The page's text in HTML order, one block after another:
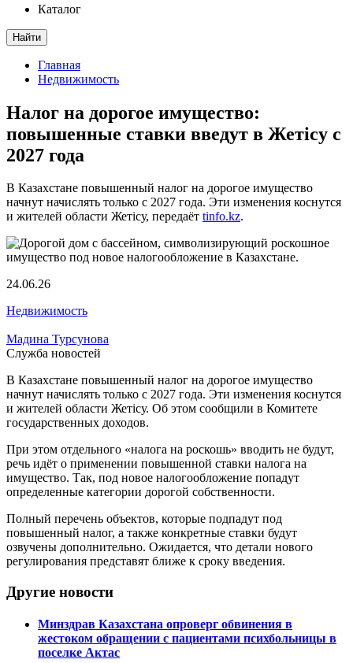
Каталог
Найти
Главная
Недвижимость
Налог на дорогое имущество:
повышенные ставки введут в Жетісу с
2027 года
В Казахстане повышенный налог на дорогое имущество
начнут начислять только с 2027 года. Эти изменения коснутся
и жителей области Жетісу, передаёт tinfo.kz.
24.06.26
Недвижимость
Мадина Турсунова
Служба новостей
В Казахстане повышенный налог на дорогое имущество
начнут начислять только с 2027 года. Эти изменения коснутся
и жителей области Жетісу. Об этом сообщили в Комитете
государственных доходов.
При этом отдельного «налога на роскошь» вводить не будут,
речь идёт о применении повышенной ставки налога на
имущество. Так, под новое налогообложение попадут
определенные категории дорогой собственности.
Полный перечень объектов, которые подпадут под
повышенный налог, а также конкретные ставки будут
озвучены дополнительно. Ожидается, что детали нового
регулирования представят ближе к сроку введения.
Другие новости
Минздрав Казахстана опроверг обвинения в
жестоком обращении с пациентами психбольницы в
поселке Актас